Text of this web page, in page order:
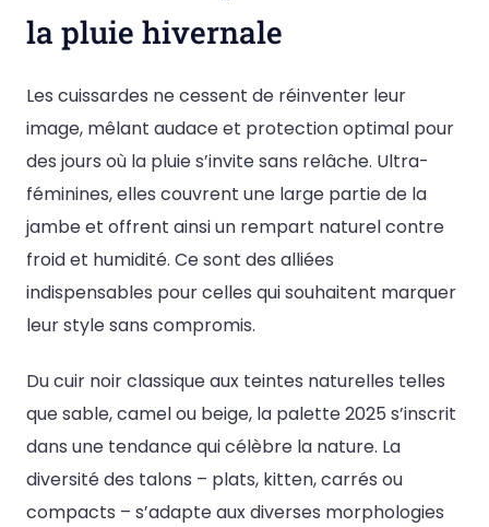
la pluie hivernale
Les cuissardes ne cessent de réinventer leur
image, mêlant audace et protection optimal pour
des jours où la pluie s’invite sans relâche. Ultra-
féminines, elles couvrent une large partie de la
jambe et offrent ainsi un rempart naturel contre
froid et humidité. Ce sont des alliées
indispensables pour celles qui souhaitent marquer
leur style sans compromis.
Du cuir noir classique aux teintes naturelles telles
que sable, camel ou beige, la palette 2025 s’inscrit
dans une tendance qui célèbre la nature. La
diversité des talons – plats, kitten, carrés ou
compacts – s’adapte aux diverses morphologies